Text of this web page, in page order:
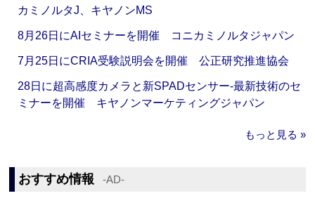
カミノルタJ、キヤノンMS
8月26日にAIセミナーを開催 コニカミノルタジャパン
7月25日にCRIA受験説明会を開催 公正研究推進協会
28日に超高感度カメラと新SPADセンサー‐最新技術のセ
ミナーを開催 キヤノンマーケティングジャパン
もっと見る »
おすすめ情報 ‐AD‐